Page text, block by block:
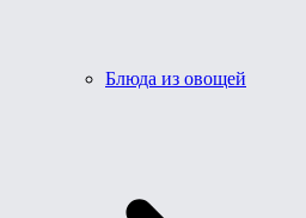
Блюда из овощей